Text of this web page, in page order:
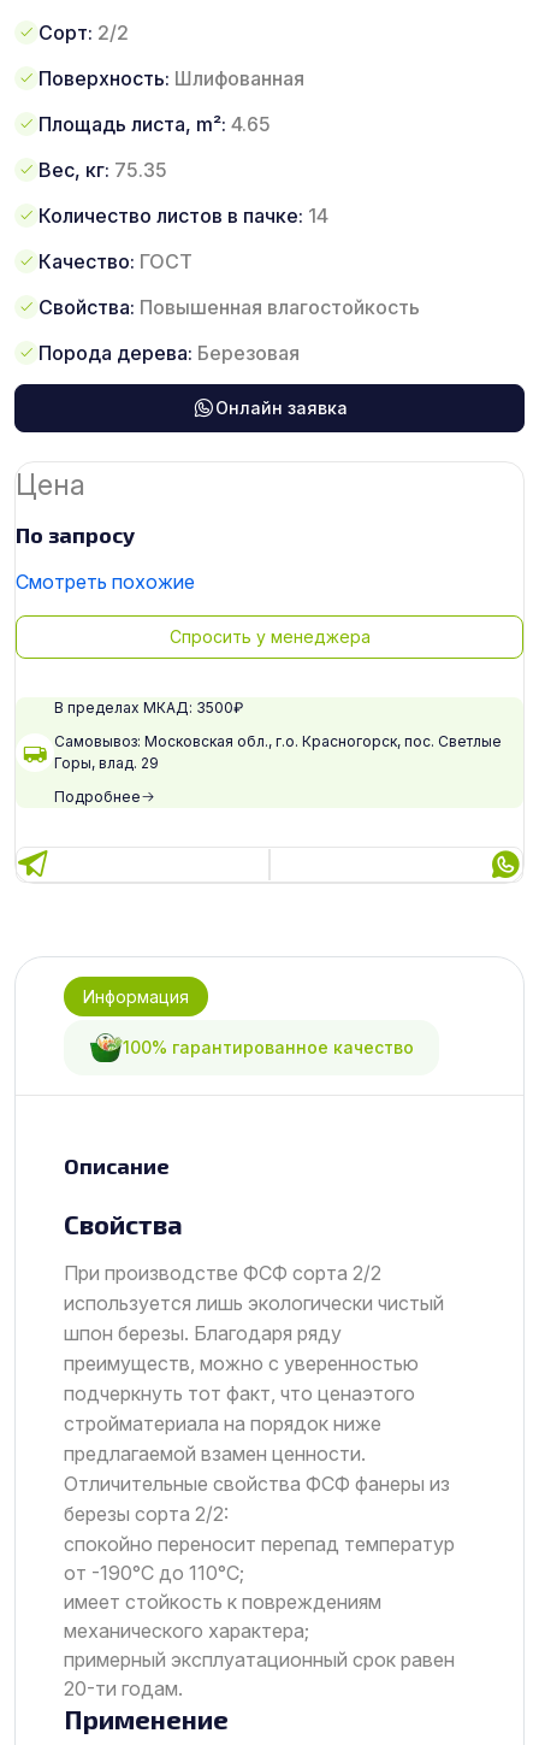
Сорт: 2/2
Поверхность: Шлифованная
Площадь листа, m²: 4.65
Вес, кг: 75.35
Количество листов в пачке: 14
Качество: ГОСТ
Свойства: Повышенная влагостойкость
Порода дерева: Березовая
Онлайн заявка
Цена
По запросу
Смотреть похожие
Спросить у менеджера
В пределах МКАД: 3500₽
Самовывоз: Московская обл., г.о. Красногорск, пос. Светлые
Горы, влад. 29
Подробнее
Информация
100% гарантированное качество
Описание
Свойства
При производстве ФСФ сорта 2/2
используется лишь экологически чистый
шпон березы. Благодаря ряду
преимуществ, можно с уверенностью
подчеркнуть тот факт, что ценаэтого
стройматериала на порядок ниже
предлагаемой взамен ценности.
Отличительные свойства ФСФ фанеры из
березы сорта 2/2:
спокойно переносит перепад температур
от -190°C до 110°C;
имеет стойкость к повреждениям
механического характера;
примерный эксплуатационный срок равен
20-ти годам.
Применение